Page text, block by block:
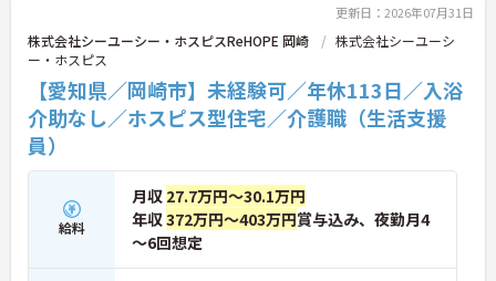
更新日：2026年07月31日
株式会社シーユーシー・ホスピスReHOPE 岡崎
株式会社シーユーシ
ー・ホスピス
【愛知県／岡崎市】未経験可／年休113日／入浴
介助なし／ホスピス型住宅／介護職（生活支援
員）
給料
月収 27.7万円～30.1万円
年収372万円～403万円賞与込み、夜勤月4
～6回想定